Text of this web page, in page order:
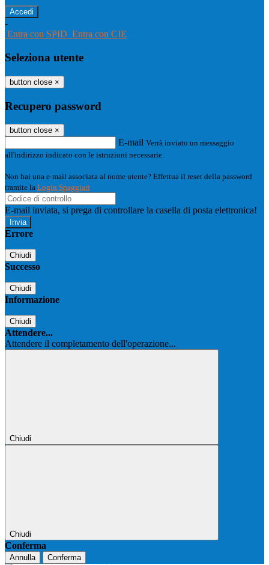
-
Entra con SPID Entra con CIE
Seleziona utente
button close ×
Recupero password
button close ×
E-mail Verrà inviato un messaggio
all'indirizzo indicato con le istruzioni necessarie.
Non hai una e-mail associata al nome utente? Effettua il reset della password
tramite la Login Spaggiari
E-mail inviata, si prega di controllare la casella di posta elettronica!
Errore
Chiudi
Successo
Chiudi
Informazione
Chiudi
Attendere...
Attendere il completamento dell'operazione...
Chiudi
Chiudi
Conferma
Annulla Conferma